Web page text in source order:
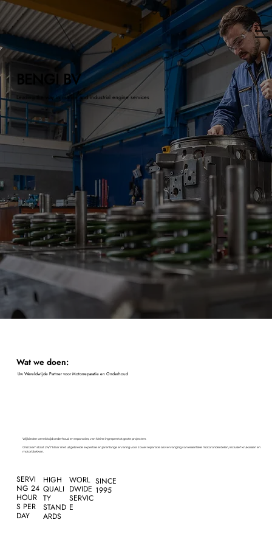
BENGI BV
Leading the way in marine and industrial engine services
Wat we doen:
Uw Wereldwijde Partner voor Motorreparatie en Onderhoud
Wij bieden wereldwijd onderhoud en reparaties, van kleine ingrepen tot grote projecten.
Ons team staat 24/7 klaar met uitgebreide expertise en jarenlange ervaring voor zowel reparatie als vervanging van essentiële motoronderdelen, inclusief krukassen en
motorblokken.
SERVI
NG 24
HOUR
S PER
DAY
HIGH
QUALI
TY
STAND
ARDS
WORL
DWIDE
SERVIC
E
SINCE
1995